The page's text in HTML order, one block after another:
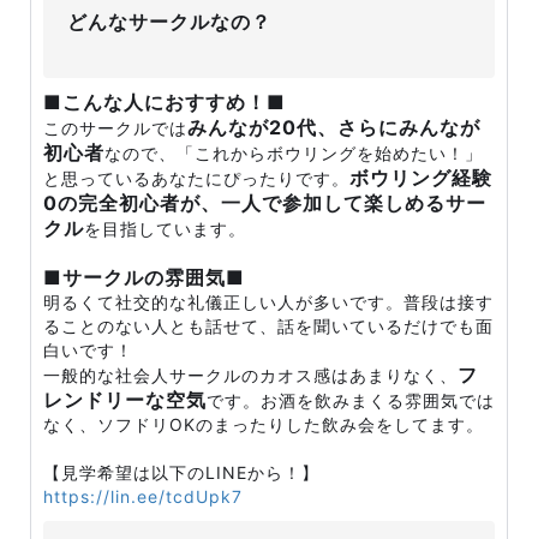
どんなサークルなの？
■こんな人におすすめ！■
このサークルではみんなが20代、さらにみんなが
初心者なので、「これからボウリングを始めたい！」
と思っているあなたにぴったりです。 ボウリング経験
0の完全初心者が、一人で参加して楽しめるサー
クルを目指しています。
■サークルの雰囲気■
明るくて社交的な礼儀正しい人が多いです。普段は接す
ることのない人とも話せて、話を聞いているだけでも面
白いです！
一般的な社会人サークルのカオス感はあまりなく、 フ
レンドリーな空気です。お酒を飲みまくる雰囲気では
なく、ソフドリOKのまったりした飲み会をしてます。
【見学希望は以下のLINEから！】
https://lin.ee/tcdUpk7